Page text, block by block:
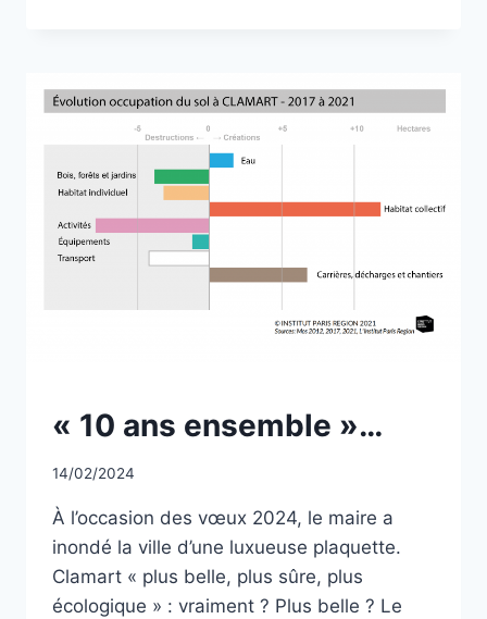
FÉVRIER
NON
CLASSÉ
« 10 ans ensemble »…
Par
14/02/2024
À l’occasion des vœux 2024, le maire a
inondé la ville d’une luxueuse plaquette.
Clamart « plus belle, plus sûre, plus
écologique » : vraiment ? Plus belle ? Le